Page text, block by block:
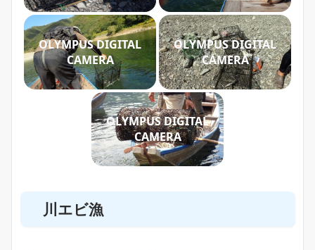
OLYMPUS DIGITAL
CAMERA
OLYMPUS DIGITAL
CAMERA
OLYMPUS DIGITAL
CAMERA
川エビ漁